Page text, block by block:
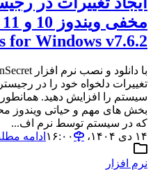
for Windows v7.6.2
تغییرات دلخواه خود را در
سیستم را افزایش دهید.
بخش های مهم و حیاتی ویندوز
که در سیستم توسط نرم اف...
۱۴ دی ۱۴۰۴،‏ ۱۶:۰۰
ادامه
نرم افزار